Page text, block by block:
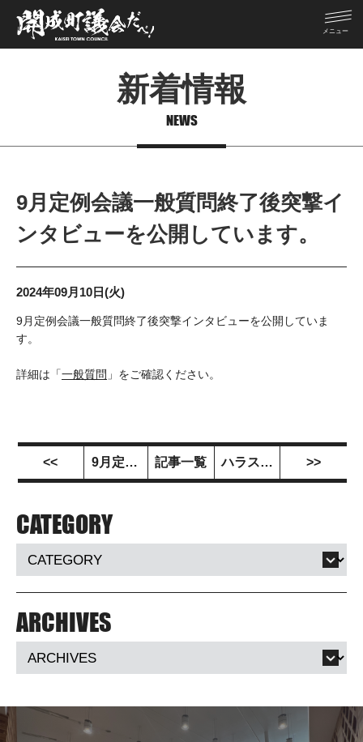
新着情報
NEWS
9月定例会議一般質問終了後突撃イ
ンタビューを公開しています。
2024年09月10日(火)
9月定例会議一般質問終了後突撃インタビューを公開していま
す。
詳細は「一般質問 」をご確認ください。